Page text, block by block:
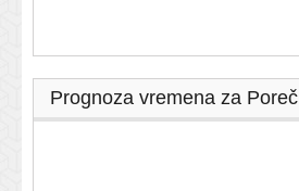
Prognoza vremena za Poreč